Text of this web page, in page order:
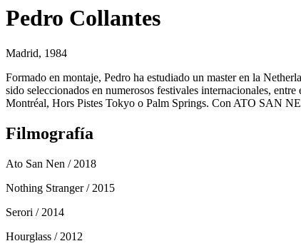
Pedro Collantes
Madrid, 1984
Formado en montaje, Pedro ha estudiado un master en la
sido seleccionados en numerosos festivales internacionales,
Montréal, Hors Pistes Tokyo o Palm Springs. Con ATO SAN
Filmografía
Ato San Nen / 2018
Nothing Stranger / 2015
Serori / 2014
Hourglass / 2012